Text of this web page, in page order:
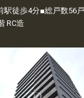
駅徒歩4分■総戸数56
RC造